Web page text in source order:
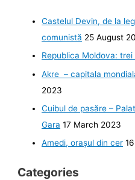
Castelul Devin, de la
comunistă 25 August
Republica Moldova:
Akre – capitala
2023
Cuibul de pasăre –
Gara 17 March 2023
Amedi, orașul din cer
Categories